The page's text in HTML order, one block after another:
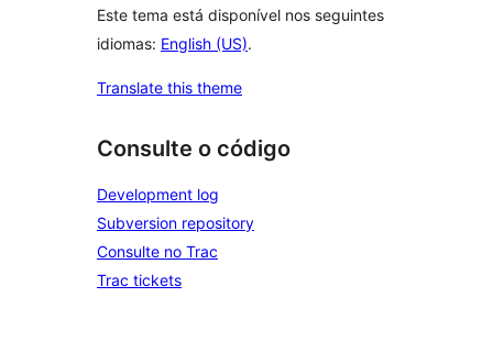
Este tema está disponível nos seguintes
idiomas: English (US).
Translate this theme
Consulte o código
Development log
Subversion repository
Consulte no Trac
Trac tickets